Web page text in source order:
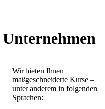
Wir bieten Ihnen
maßgeschneiderte Kurse –
unter anderem in folgenden
Sprachen: